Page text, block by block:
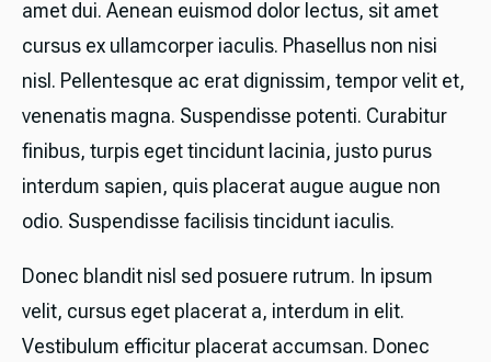
amet dui. Aenean euismod dolor lectus, sit amet
cursus ex ullamcorper iaculis. Phasellus non nisi
nisl. Pellentesque ac erat dignissim, tempor velit et,
venenatis magna. Suspendisse potenti. Curabitur
finibus, turpis eget tincidunt lacinia, justo purus
interdum sapien, quis placerat augue augue non
odio. Suspendisse facilisis tincidunt iaculis.
Donec blandit nisl sed posuere rutrum. In ipsum
velit, cursus eget placerat a, interdum in elit.
Vestibulum efficitur placerat accumsan. Donec